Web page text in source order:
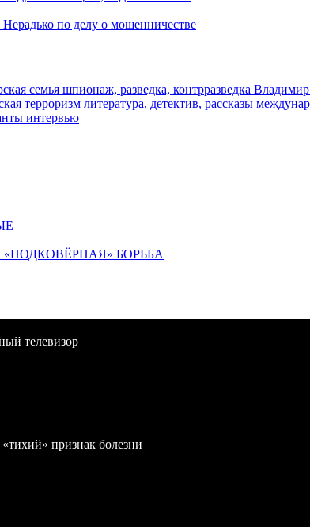
по делу о мошенничестве
семья шпионаж, разведка, контрразведка
терроризм литература, детектив, рассказы
интервью
БОРЬБА
телевизор
признак болезни